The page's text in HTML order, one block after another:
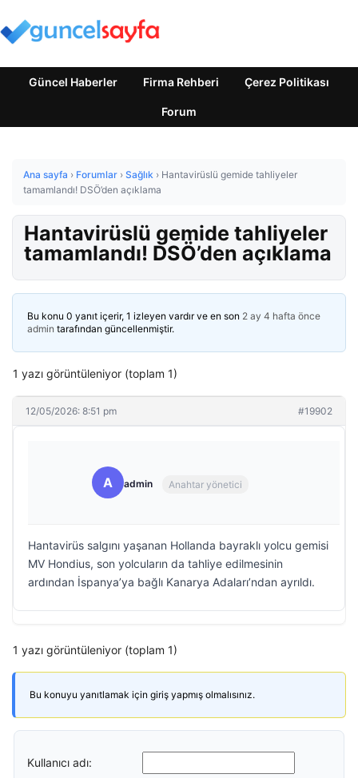
Güncel Haberler Firma Rehberi Çerez Politikası
Forum
Ana sayfa › Forumlar › Sağlık › Hantavirüslü gemide tahliyeler
tamamlandı! DSÖ’den açıklama
Hantavirüslü gemide tahliyeler
tamamlandı! DSÖ’den açıklama
Bu konu 0 yanıt içerir, 1 izleyen vardır ve en son 2 ay 4 hafta önce
admin tarafından güncellenmiştir.
1 yazı görüntüleniyor (toplam 1)
12/05/2026: 8:51 pm #19902
A admin Anahtar yönetici
Hantavirüs salgını yaşanan Hollanda bayraklı yolcu gemisi
MV Hondius, son yolcuların da tahliye edilmesinin
ardından İspanya’ya bağlı Kanarya Adaları’ndan ayrıldı.
1 yazı görüntüleniyor (toplam 1)
Bu konuyu yanıtlamak için giriş yapmış olmalısınız.
Kullanıcı adı: